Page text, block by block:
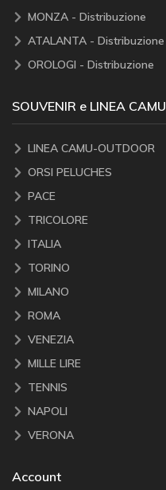
MONZA - Distribuzione
ATALANTA - Distribuzione
OROLOGI - Distribuzione
SOUVENIR e LINEA CAMU
LINEA CAMU-OUTDOOR
ORSI PELUCHES
PACE
TRICOLORE
ITALIA
TORINO
MILANO
ROMA
VENEZIA
MILLE LIRE
TENNIS
NAPOLI
VERONA
Account